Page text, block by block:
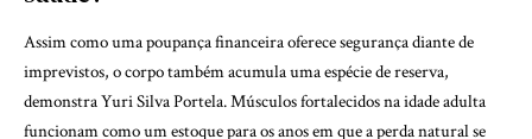
Assim como uma poupança financeira oferece segurança diante de
imprevistos, o corpo também acumula uma espécie de reserva,
demonstra Yuri Silva Portela. Músculos fortalecidos na idade adulta
funcionam como um estoque para os anos em que a perda natural se